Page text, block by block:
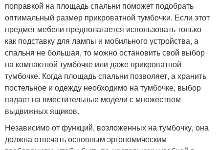
поправкой на площадь спальни поможет подобрать
оптимальный размер прикроватной тумбочки. Если этот
предмет мебели предполагается использовать только
как подставку для лампы и мобильного устройства, а
спальня не большая, то можно остановить свой выбор
на компактной тумбочке или даже прикроватной
тумбочке. Когда площадь спальни позволяет, а хранить
постельное и одежду необходимо на тумбочке, выбор
падает на вместительные модели с множеством
выдвижных ящиков.
Независимо от функций, возложенных на тумбочку, она
должна отвечать основным эргономическим